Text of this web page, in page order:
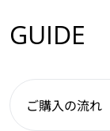
GUIDE
ご購入の流れ